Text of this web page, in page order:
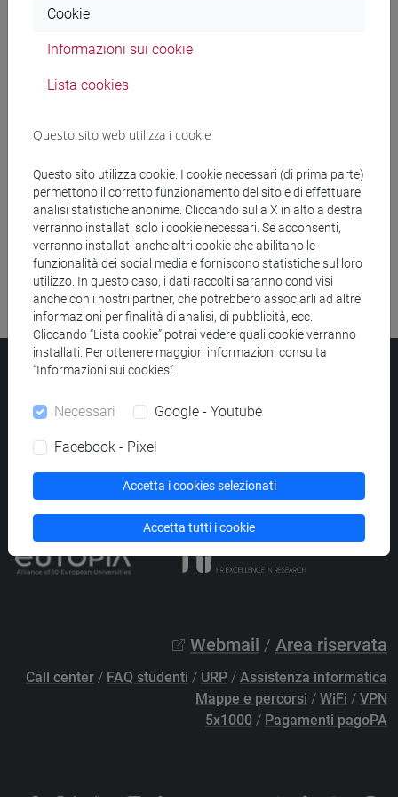
Ricerca insegnamenti
Ricerca pubblicazioni
Ricerca risorse bibliografiche
Università Ca’ Foscari
PECprotocollo@pec.unive.it
Privacy/Cookies/Credits e note legali
Elenco siti tematici
Webmail / Area riservata
Call center / FAQ studenti / URP / Assistenza informatica
Mappe e percorsi / WiFi / VPN
5x1000 / Pagamenti pagoPA
Cookie
Informazioni sui cookie
Lista cookies
Questo sito web utilizza i cookie
Questo sito utilizza cookie. I cookie necessari (di prima parte)
permettono il corretto funzionamento del sito e di effettuare
analisi statistiche anonime. Cliccando sulla X in alto a destra
verranno installati solo i cookie necessari. Se acconsenti,
verranno installati anche altri cookie che abilitano le
funzionalità dei social media e forniscono statistiche sul loro
utilizzo. In questo caso, i dati raccolti saranno condivisi
anche con i nostri partner, che potrebbero associarli ad altre
informazioni per finalità di analisi, di pubblicità, ecc.
Cliccando “Lista cookie” potrai vedere quali cookie verranno
installati. Per ottenere maggiori informazioni consulta
“Informazioni sui cookies”.
Necessari Google - Youtube
Facebook - Pixel
Accetta i cookies selezionati
Accetta tutti i cookie